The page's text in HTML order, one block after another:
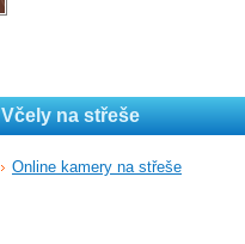
Včely na střeše
Online kamery na střeše